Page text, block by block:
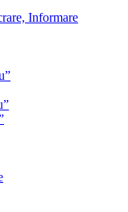
Informare